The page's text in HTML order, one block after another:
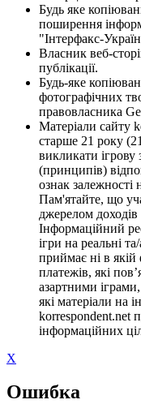
Будь яке
поширення
"Інтерфакс-
Власник веб-
публікації.
Будь-яке
фотографічних
правовласника
Матеріали сайту
старше 21 року
викликати
(принципів)
ознак залежності
Пам'ятайте, що
джерелом
Інформаційний
ігри на реальні
приймає ні в
платежів, які
азартними
які матеріали на
korrespondent.net
інформаційних
X
Ошибка